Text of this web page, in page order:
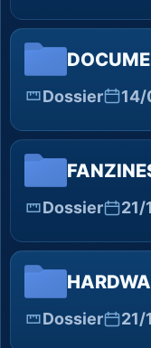
Dossier 14/
Dossier 21/
Dossier 21/